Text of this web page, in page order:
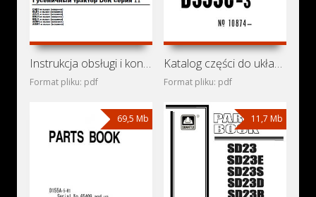
Instrukcja obsługi i konserwacji spycharki Caterpillar D6R
Format pliku: pdf
Katalog części do układarki rur Komatsu D355C-3
Format pliku: pdf
69,5 Mb 11,7 Mb